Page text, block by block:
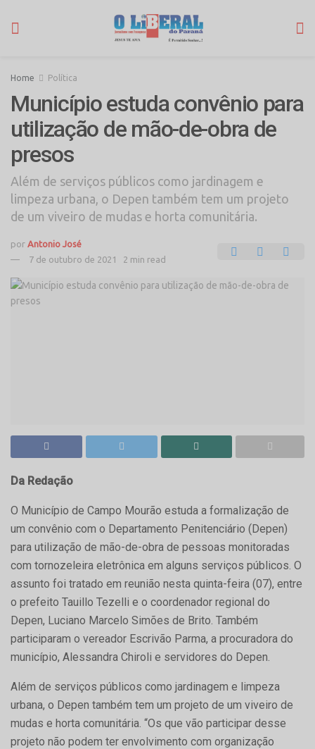
Home Política
Município estuda convênio para
utilização de mão-de-obra de
presos
Além de serviços públicos como jardinagem e
limpeza urbana, o Depen também tem um projeto
de um viveiro de mudas e horta comunitária.
por Antonio José
7 de outubro de 2021
2 min read
Da Redação
O Município de Campo Mourão estuda a formalização de
um convênio com o Departamento Penitenciário (Depen)
para utilização de mão-de-obra de pessoas monitoradas
com tornozeleira eletrônica em alguns serviços públicos. O
assunto foi tratado em reunião nesta quinta-feira (07), entre
o prefeito Tauillo Tezelli e o coordenador regional do
Depen, Luciano Marcelo Simões de Brito. Também
participaram o vereador Escrivão Parma, a procuradora do
município, Alessandra Chiroli e servidores do Depen.
Além de serviços públicos como jardinagem e limpeza
urbana, o Depen também tem um projeto de um viveiro de
mudas e horta comunitária. “Os que vão participar desse
projeto não podem ter envolvimento com organização